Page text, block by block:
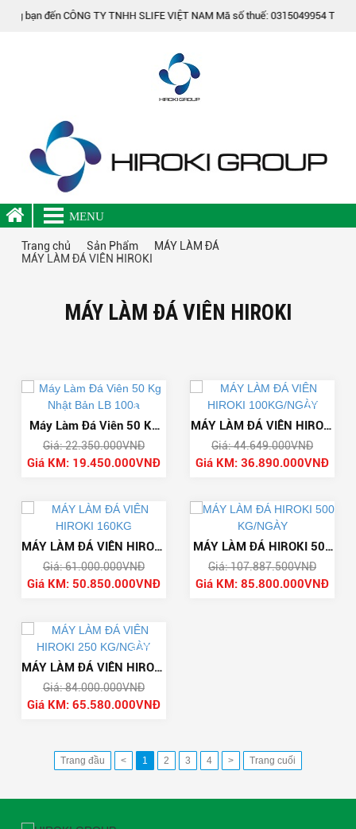
bạn đến CÔNG TY TNHH SLIFE VIỆT NAM Mã số thuế: 0315049954 Trụ
MENU
Trang chủ Sản Phẩm
MÁY LÀM ĐÁ
MÁY LÀM ĐÁ VIÊN HIROKI
MÁY LÀM ĐÁ VIÊN HIROKI
-13%
Máy Làm Đá Viên 50 Kg
Nhật Bản LB 100a
Giá: 22.350.000VNĐ
Giá KM: 19.450.000VNĐ
-18%
MÁY LÀM ĐÁ VIÊN HIROKI
100KG/NGÀY
Giá: 44.649.000VNĐ
Giá KM: 36.890.000VNĐ
-17%
MÁY LÀM ĐÁ VIÊN HIROKI
160KG
Giá: 61.000.000VNĐ
Giá KM: 50.850.000VNĐ
MÁY LÀM ĐÁ HIROKI 500
KG/NGÀY
Giá: 107.887.500VNĐ
Giá KM: 85.800.000VNĐ
-22%
MÁY LÀM ĐÁ VIÊN HIROKI
250 KG/NGÀY
Giá: 84.000.000VNĐ
Giá KM: 65.580.000VNĐ
Trang đầu < 1 2 3 4 > Trang cuối